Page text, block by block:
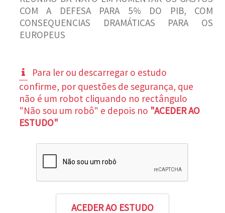
COM A DEFESA PARA 5% DO PIB, COM
CONSEQUENCIAS DRAMÁTICAS PARA OS
EUROPEUS
Para ler ou descarregar o estudo
confirme, por questões de segurança, que
não é um robot cliquando no rectângulo
"Não sou um robô" e depois no "ACEDER AO
ESTUDO"